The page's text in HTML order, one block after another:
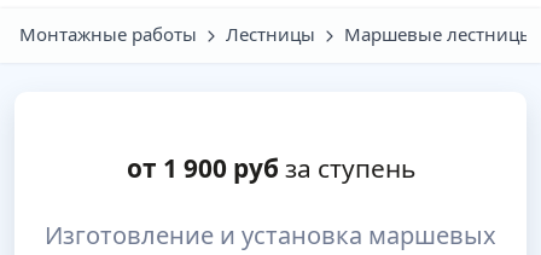
Монтажные работы Лестницы Маршевые лестницы
от 1 900руб за ступень
Изготовление и установка маршевых